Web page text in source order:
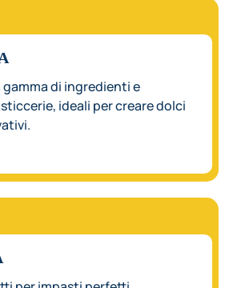
01.
di ingredienti e
ideali per creare dolci
02.